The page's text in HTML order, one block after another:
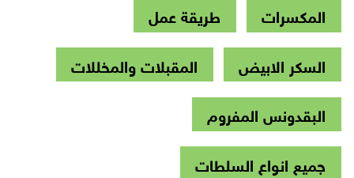
المكسرات
طريقة عمل
السكر الابيض
المقبلات والمخللات
البقدونس المفروم
جميع انواع السلطات